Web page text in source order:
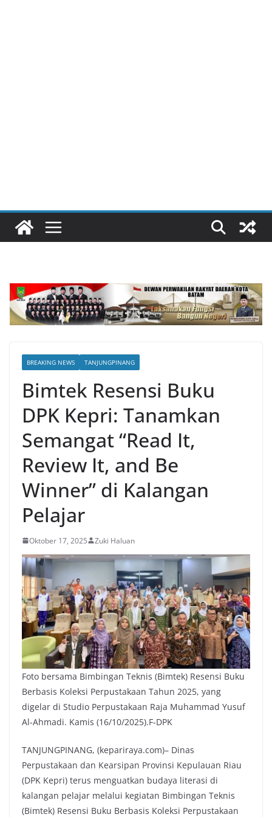
BREAKING NEWS TANJUNGPINANG
Bimtek Resensi Buku
DPK Kepri: Tanamkan
Semangat “Read It,
Review It, and Be
Winner” di Kalangan
Pelajar
Oktober 17, 2025 Zuki Haluan
Foto bersama Bimbingan Teknis (Bimtek) Resensi Buku
Berbasis Koleksi Perpustakaan Tahun 2025, yang
digelar di Studio Perpustakaan Raja Muhammad Yusuf
Al-Ahmadi. Kamis (16/10/2025).F-DPK
TANJUNGPINANG, (kepariraya.com)– Dinas
Perpustakaan dan Kearsipan Provinsi Kepulauan Riau
(DPK Kepri) terus menguatkan budaya literasi di
kalangan pelajar melalui kegiatan Bimbingan Teknis
(Bimtek) Resensi Buku Berbasis Koleksi Perpustakaan